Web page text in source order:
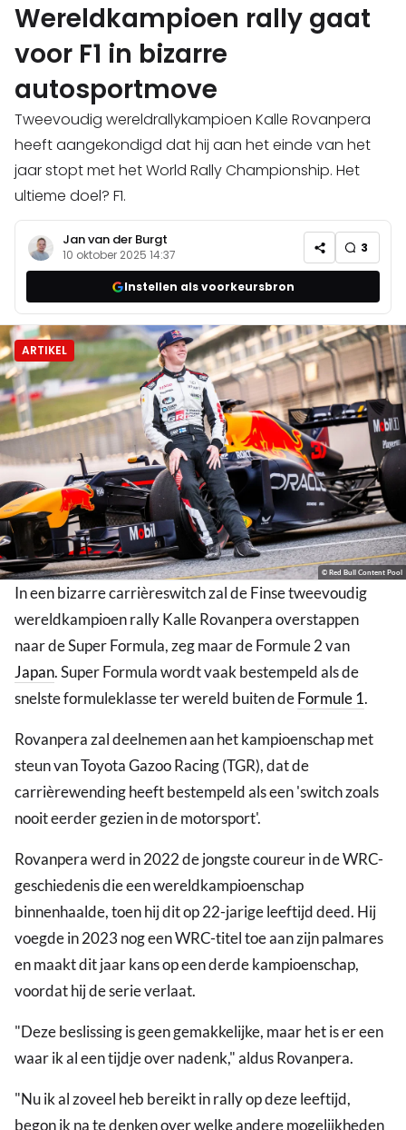
Wereldkampioen rally gaat
voor F1 in bizarre
autosportmove
Tweevoudig wereldrallykampioen Kalle Rovanpera
heeft aangekondigd dat hij aan het einde van het
jaar stopt met het World Rally Championship. Het
ultieme doel? F1.
Jan van der Burgt
10 oktober 2025 14:37 3
Instellen als voorkeursbron
ARTIKEL
© Red Bull Content Pool
In een bizarre carrièreswitch zal de Finse tweevoudig
wereldkampioen rally Kalle Rovanpera overstappen
naar de Super Formula, zeg maar de Formule 2 van
Japan. Super Formula wordt vaak bestempeld als de
snelste formuleklasse ter wereld buiten deFormule 1.
Rovanpera zal deelnemen aan het kampioenschap met
steun van Toyota Gazoo Racing (TGR), dat de
carrièrewending heeft bestempeld als een 'switch zoals
nooit eerder gezien in de motorsport'.
Rovanpera werd in 2022 de jongste coureur in de WRC-
geschiedenis die een wereldkampioenschap
binnenhaalde, toen hij dit op 22-jarige leeftijd deed. Hij
voegde in 2023 nog een WRC-titel toe aan zijn palmares
en maakt dit jaar kans op een derde kampioenschap,
voordat hij de serie verlaat.
"Deze beslissing is geen gemakkelijke, maar het is er een
waar ik al een tijdje over nadenk," aldus Rovanpera.
"Nu ik al zoveel heb bereikt in rally op deze leeftijd,
begon ik na te denken over welke andere mogelijkheden